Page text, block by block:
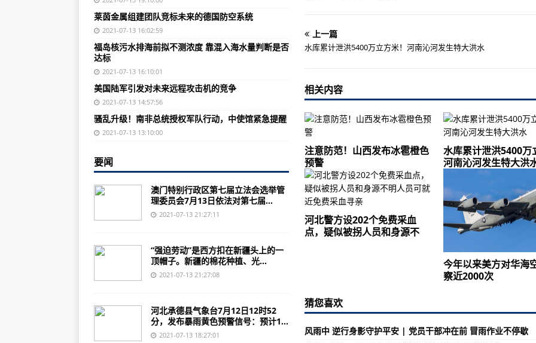
以色列机载高功率激光武器首试成功
美国陆军进行空降兵综合视觉增强系统应用测试
今年上半年我国国内航空市场恢复至疫情前水平
今年以来美方对华海空抵近侦察近2000次
台媒：解放军军机又进台西南空域 高度6900米
美军F22战机又出A级严重事故
谁能控制太空，意味着谁能控制世界，美俄正在进行太空核动力竞争
海地警方：总统遇刺事件疑似主谋自称想当总统
委内瑞拉突然爆发战事！枪声连响三天三夜，跟海地总统遇刺相似
海地第一夫人与代理总理通电话：身体状况良好
印军援助到位，阿富汗特种兵夜袭，击毙塔利班一线多名核心指挥官
日本海岸警卫队用两架新的H225直升机扩大其机队
韩华准备其新型地面机器人进行大型军事测试
上一篇
水库累计泄洪5400万立方米！河南沁河发生特大洪水
相关内容
注意防范！山西发布冰雹橙色
预警
水库累计泄洪5400万
河南沁河发生特大洪
河北警方设202个免费采血
点，疑似被拐人员和身源不
今年以来美方对华海
察近2000次
猜您喜欢
风雨中 逆行身影守护平安 | 党员干部冲在前 冒雨作业不停歇
莱茵金属组建团队竞标未来的德国防空系统
2021-07-13 16:02:59
福岛核污水排海前拟不测浓度 靠混入海水量判断是否
达标
2021-07-13 16:10:01
美国陆军引发对未来远程攻击机的竞争
2021-07-13 14:57:56
骚乱升级！南非总统授权军队行动，中使馆紧急提醒
2021-07-13 13:10:00
要闻
澳门特别行政区第七届立法会选举管
理委员会7月13日依法对第七届...
2021-07-13 21:27:11
“强迫劳动”是西方扣在新疆头上的一
顶帽子。新疆的棉花种植、光...
2021-07-13 21:27:08
河北承德县气象台7月12日12时52
分，发布暴雨黄色预警信号：预计1...
2021-07-13 18:27:01